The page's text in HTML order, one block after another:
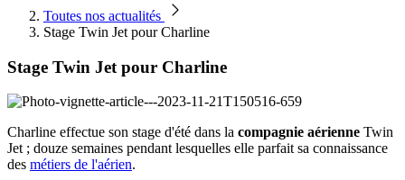
Toutes nos actualités
Stage Twin Jet pour Charline
Stage Twin Jet pour Charline
Charline effectue son stage d'été dans la compagnie aérienne Twin
Jet ; douze semaines pendant lesquelles elle parfait sa connaissance
des métiers de l'aérien.